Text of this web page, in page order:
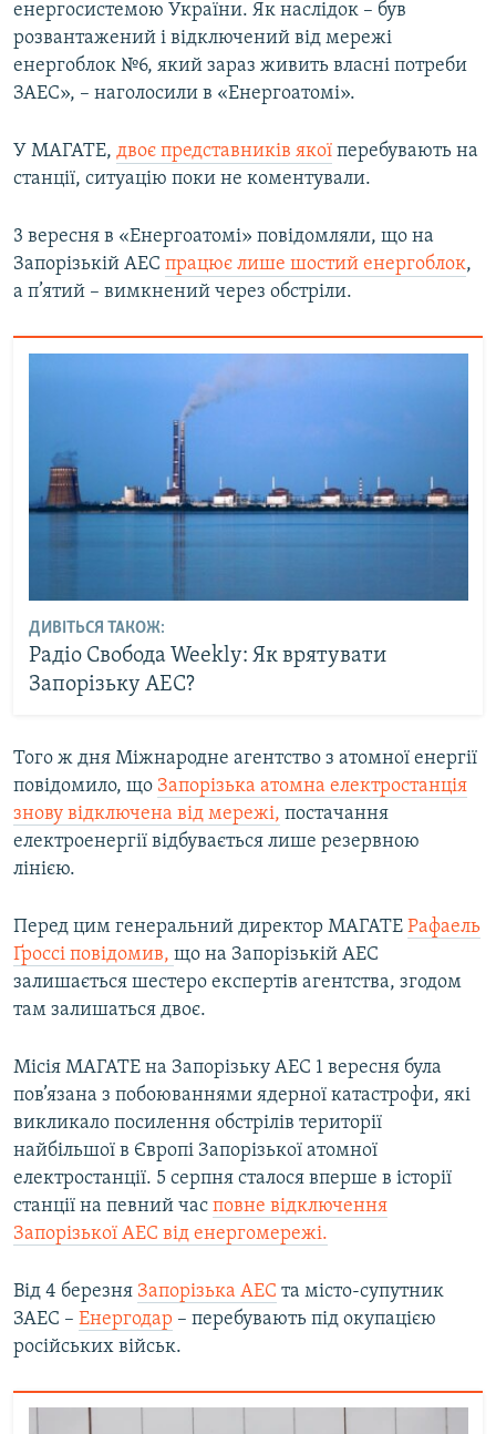
енергосистемою України. Як наслідок – був
розвантажений і відключений від мережі
енергоблок №6, який зараз живить власні потреби
ЗАЕС», – наголосили в «Енергоатомі».
У МАГАТЕ, двоє представників якої перебувають на
станції, ситуацію поки не коментували.
3 вересня в «Енергоатомі» повідомляли, що на
Запорізькій АЕС працює лише шостий енергоблок,
а п’ятий – вимкнений через обстріли.
ДИВІТЬСЯ ТАКОЖ:
Радіо Свобода Weekly: Як врятувати
Запорізьку АЕС?
Того ж дня Міжнародне агентство з атомної енергії
повідомило, що Запорізька атомна електростанція
знову відключена від мережі, постачання
електроенергії відбувається лише резервною
лінією.
Перед цим генеральний директор МАГАТЕ Рафаель
Ґроссі повідомив, що на Запорізькій АЕС
залишається шестеро експертів агентства, згодом
там залишаться двоє.
Місія МАГАТЕ на Запорізьку АЕС 1 вересня була
пов’язана з побоюваннями ядерної катастрофи, які
викликало посилення обстрілів території
найбільшої в Європі Запорізької атомної
електростанції. 5 серпня сталося вперше в історії
станції на певний час повне відключення
Запорізької АЕС від енергомережі.
Від 4 березня Запорізька АЕС та місто-супутник
ЗАЕС – Енергодар – перебувають під окупацією
російських військ.